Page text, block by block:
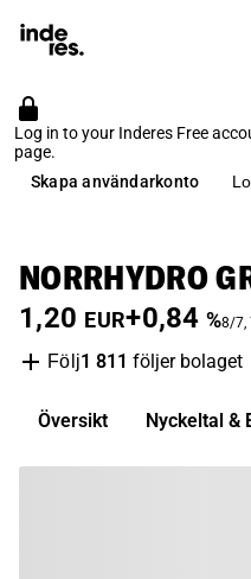
Log in to your Inderes Free
page.
Skapa användarkonto
NORRHYDRO
1,20 EUR+0,84 %8/7,
Följ1 811 följer bolaget
Översikt Nyckeltal &